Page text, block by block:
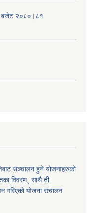
बजेट २०८०।८१
सञ्चालन हुने योजनाहरुको
विवरण¸ साथै ती
गरिएको योजना संचालन